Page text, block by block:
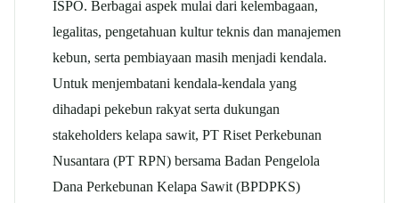
ISPO. Berbagai aspek mulai dari kelembagaan,
legalitas, pengetahuan kultur teknis dan manajemen
kebun, serta pembiayaan masih menjadi kendala.
Untuk menjembatani kendala-kendala yang
dihadapi pekebun rakyat serta dukungan
stakeholders kelapa sawit, PT Riset Perkebunan
Nusantara (PT RPN) bersama Badan Pengelola
Dana Perkebunan Kelapa Sawit (BPDPKS)